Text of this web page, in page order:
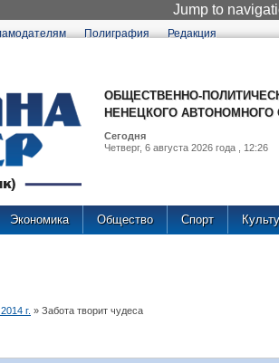
Jump to
Полиграфия Редакция
ОБЩЕСТВЕННО-
НЕНЕЦКОГО АВТОНОМНОГО
Сегодня
Четверг, 6 августа 2026 года , 12:26
Экономика Общество Спорт
г. » Забота творит чудеса